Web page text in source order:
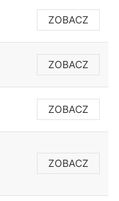
ZOBACZ
ZOBACZ
ZOBACZ
ZOBACZ